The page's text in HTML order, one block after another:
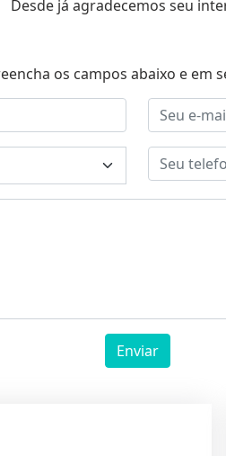
Desde já agradecemos seu
os campos abaixo e em
Enviar